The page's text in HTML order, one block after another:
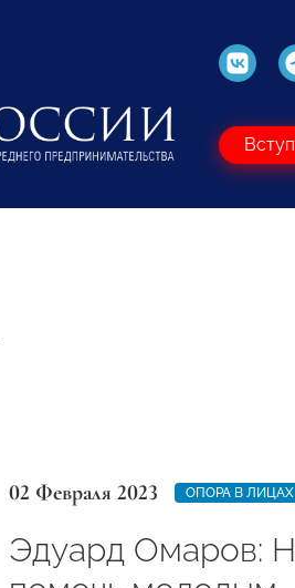
02 Февраля 2023 ОПОРА В ЛИЦАХ
Эдуард Омаров: